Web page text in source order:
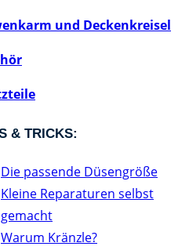
und Deckenkreisel
& TRICKS:
Die passende Düsengröße
Kleine Reparaturen selbst
gemacht
Warum Kränzle?